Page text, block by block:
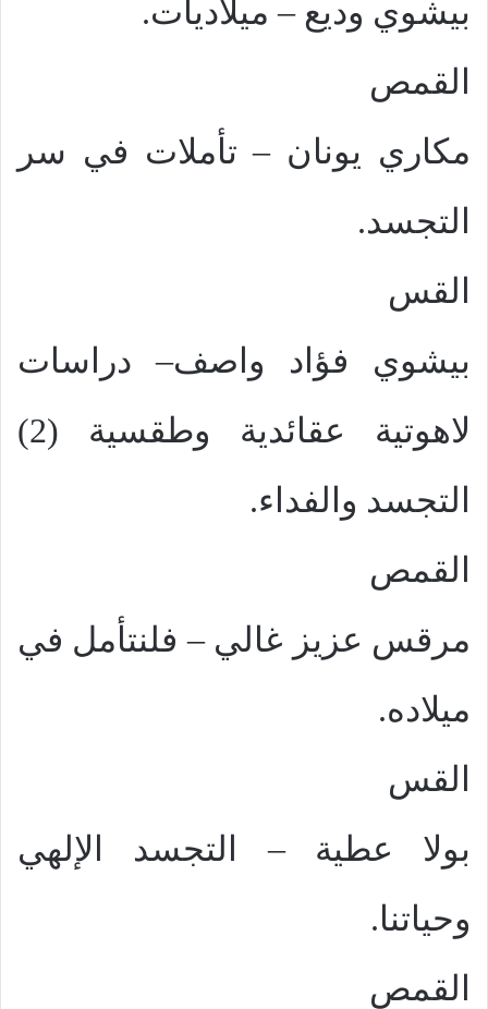
بيشوي وديع – ميلاديات.
القمص
مكاري يونان – تأملات في سر
التجسد.
القس
بيشوي فؤاد واصف– دراسات
لاهوتية عقائدية وطقسية (2)
التجسد والفداء.
القمص
مرقس عزيز غالي – فلنتأمل في
ميلاده.
القس
بولا عطية – التجسد الإلهي
وحياتنا.
القمص